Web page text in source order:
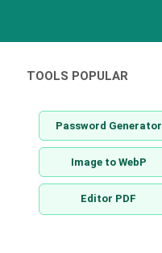
TOOLS POPULAR
Password Generator
Image to WebP
Editor PDF